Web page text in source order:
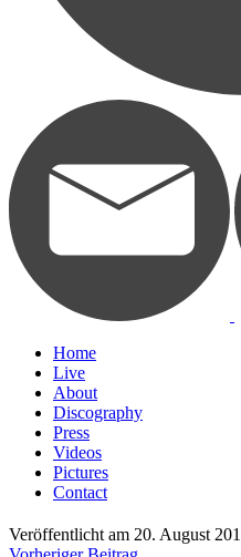
Home
Live
About
Discography
Press
Videos
Pictures
Contact
Veröffentlicht am 20. August